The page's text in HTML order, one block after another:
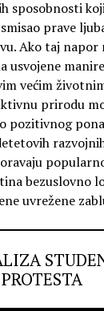
sposobnosti
prave
Ako taj napor
usvojene
većim
prirodu
pozitivnog
bezuslovno
uvrežene
PROTESTA